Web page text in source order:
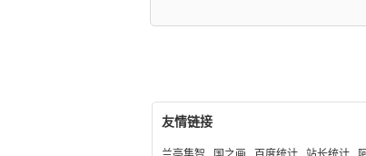
友情链接